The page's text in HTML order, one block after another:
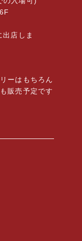
店しま
ーはもちろん
販売予定です